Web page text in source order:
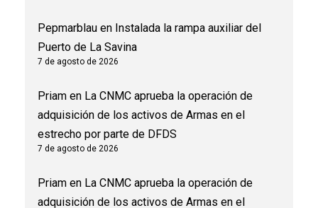
Pepmarblau en Instalada la rampa auxiliar del
Puerto de La Savina
7 de agosto de 2026
Priam en La CNMC aprueba la operación de
adquisición de los activos de Armas en el
estrecho por parte de DFDS
7 de agosto de 2026
Priam en La CNMC aprueba la operación de
adquisición de los activos de Armas en el